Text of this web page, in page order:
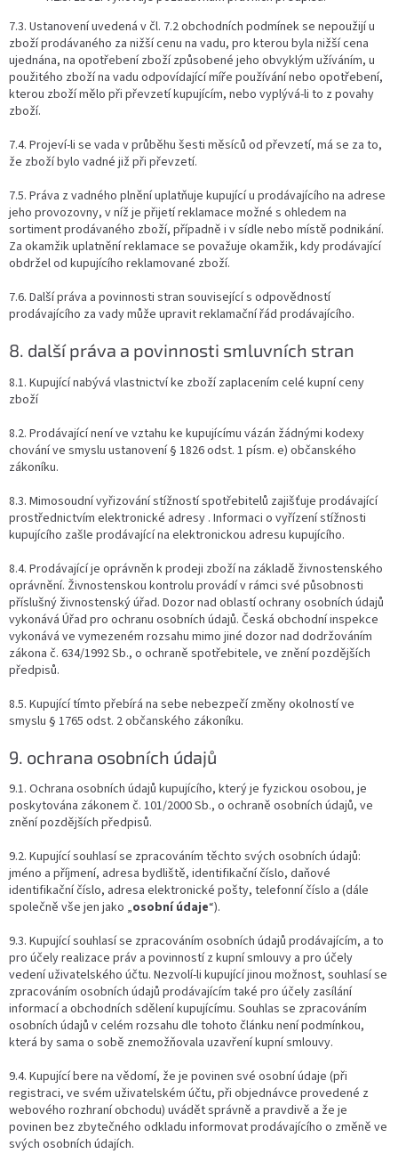
7.3. Ustanovení uvedená v čl. 7.2 obchodních podmínek se nepoužijí u
zboží prodávaného za nižší cenu na vadu, pro kterou byla nižší cena
ujednána, na opotřebení zboží způsobené jeho obvyklým užíváním, u
použitého zboží na vadu odpovídající míře používání nebo opotřebení,
kterou zboží mělo při převzetí kupujícím, nebo vyplývá-li to z povahy
zboží.
7.4. Projeví-li se vada v průběhu šesti měsíců od převzetí, má se za to,
že zboží bylo vadné již při převzetí.
7.5. Práva z vadného plnění uplatňuje kupující u prodávajícího na adrese
jeho provozovny, v níž je přijetí reklamace možné s ohledem na
sortiment prodávaného zboží, případně i v sídle nebo místě podnikání.
Za okamžik uplatnění reklamace se považuje okamžik, kdy prodávající
obdržel od kupujícího reklamované zboží.
7.6. Další práva a povinnosti stran související s odpovědností
prodávajícího za vady může upravit reklamační řád prodávajícího.
8. další práva a povinnosti smluvních stran
8.1. Kupující nabývá vlastnictví ke zboží zaplacením celé kupní ceny
zboží
8.2. Prodávající není ve vztahu ke kupujícímu vázán žádnými kodexy
chování ve smyslu ustanovení § 1826 odst. 1 písm. e) občanského
zákoníku.
8.3. Mimosoudní vyřizování stížností spotřebitelů zajišťuje prodávající
prostřednictvím elektronické adresy . Informaci o vyřízení stížnosti
kupujícího zašle prodávající na elektronickou adresu kupujícího.
8.4. Prodávající je oprávněn k prodeji zboží na základě živnostenského
oprávnění. Živnostenskou kontrolu provádí v rámci své působnosti
příslušný živnostenský úřad. Dozor nad oblastí ochrany osobních údajů
vykonává Úřad pro ochranu osobních údajů. Česká obchodní inspekce
vykonává ve vymezeném rozsahu mimo jiné dozor nad dodržováním
zákona č. 634/1992 Sb., o ochraně spotřebitele, ve znění pozdějších
předpisů.
8.5. Kupující tímto přebírá na sebe nebezpečí změny okolností ve
smyslu § 1765 odst. 2 občanského zákoníku.
9. ochrana osobních údajů
9.1. Ochrana osobních údajů kupujícího, který je fyzickou osobou, je
poskytována zákonem č. 101/2000 Sb., o ochraně osobních údajů, ve
znění pozdějších předpisů.
9.2. Kupující souhlasí se zpracováním těchto svých osobních údajů:
jméno a příjmení, adresa bydliště, identifikační číslo, daňové
identifikační číslo, adresa elektronické pošty, telefonní číslo a (dále
společně vše jen jako „osobní údaje“).
9.3. Kupující souhlasí se zpracováním osobních údajů prodávajícím, a to
pro účely realizace práv a povinností z kupní smlouvy a pro účely
vedení uživatelského účtu. Nezvolí-li kupující jinou možnost, souhlasí se
zpracováním osobních údajů prodávajícím také pro účely zasílání
informací a obchodních sdělení kupujícímu. Souhlas se zpracováním
osobních údajů v celém rozsahu dle tohoto článku není podmínkou,
která by sama o sobě znemožňovala uzavření kupní smlouvy.
9.4. Kupující bere na vědomí, že je povinen své osobní údaje (při
registraci, ve svém uživatelském účtu, při objednávce provedené z
webového rozhraní obchodu) uvádět správně a pravdivě a že je
povinen bez zbytečného odkladu informovat prodávajícího o změně ve
svých osobních údajích.